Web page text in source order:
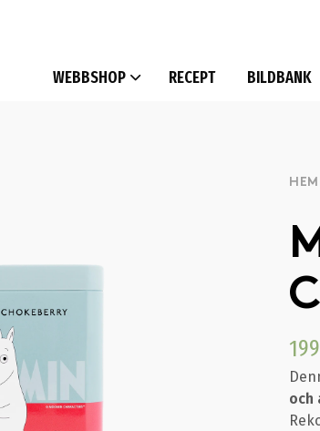
WEBBSHOP RECEPT BILDBANK
HEM
och